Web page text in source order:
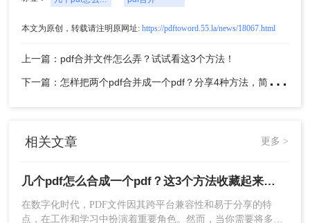
在线pdf合并工具无需安装任何软件，只需打开网页
即可使用，非常适合偶尔需要合并PDF文件的用
操作如下：
1、打开在线PDF合并：
本文为原创，转载请注明原网址: https://pdftoword.55.la/news/18067.html
上一篇：pdf合并文件怎么弄？试试看这3个方法！
下
一篇：怎样把两个pdf合并成一个pdf？分享4种方法，简单又高效！
相关文章 更多 >
几个pdf怎么合成一个pdf？这3个方法收藏起来吧！
在数字化时代，PDF文件因其跨平台兼容性和易于分享的特
点，在工作和学习中扮演着重要角色。然而，当你需要将多个